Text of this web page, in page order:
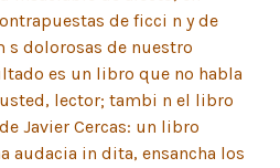
de ficci n y de
s dolorosas de nuestro
es un libro que no habla
lector; tambi n el libro
Javier Cercas: un libro
audacia in dita, ensancha los